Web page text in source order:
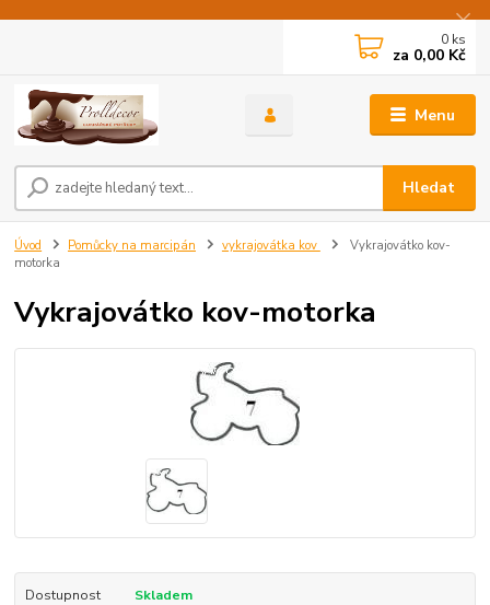
Menu
Hledat
0 ks
za 0,00 Kč
Úvod Pomůcky na marcipán vykrajovátka kov
Vykrajovátko kov-
motorka
Vykrajovátko kov-motorka
Dostupnost Skladem